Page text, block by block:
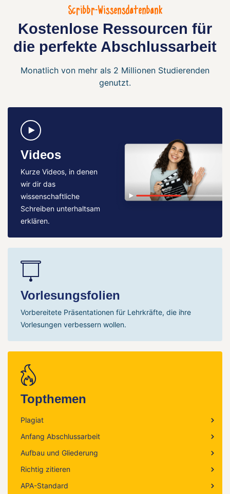
Scribbr-Wissensdatenbank
Kostenlose Ressourcen für
die perfekte Abschlussarbeit
Monatlich von mehr als 2 Millionen Studierenden
genutzt.
Videos
Kurze Videos, in denen
wir dir das
wissenschaftliche
Schreiben unterhaltsam
erklären.
Vorlesungsfolien
Vorbereitete Präsentationen für Lehrkräfte, die ihre
Vorlesungen verbessern wollen.
Topthemen
Plagiat
Anfang Abschlussarbeit
Aufbau und Gliederung
Richtig zitieren
APA-Standard